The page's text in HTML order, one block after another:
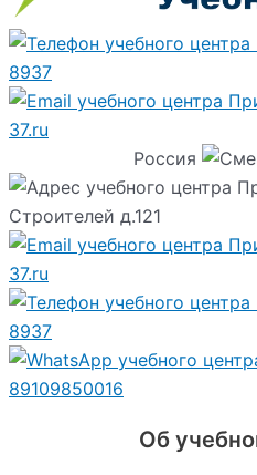
8937
37.ru
Россия
Строителей д.121
37.ru
8937
89109850016
Об